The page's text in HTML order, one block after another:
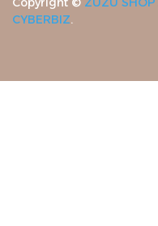
CYBERBIZ.